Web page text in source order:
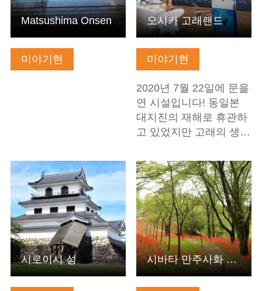
미야기현
Matsushima Onsen
미야기현
2020년 7월 22일에 문을
연 시설입니다! 동일본
대지진의 재해로 휴관하
고 있었지만 고래의 생…
오시카 고래랜드
기본정보 보기
시로이시 성
기본정보 보기
시바타 만주사화 축제